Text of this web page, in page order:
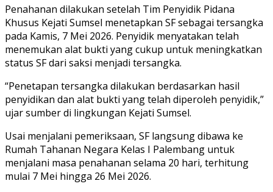
Penahanan dilakukan setelah Tim Penyidik Pidana
Khusus Kejati Sumsel menetapkan SF sebagai tersangka
pada Kamis, 7 Mei 2026. Penyidik menyatakan telah
menemukan alat bukti yang cukup untuk meningkatkan
status SF dari saksi menjadi tersangka.
“Penetapan tersangka dilakukan berdasarkan hasil
penyidikan dan alat bukti yang telah diperoleh penyidik,”
ujar sumber di lingkungan Kejati Sumsel.
Usai menjalani pemeriksaan, SF langsung dibawa ke
Rumah Tahanan Negara Kelas I Palembang untuk
menjalani masa penahanan selama 20 hari, terhitung
mulai 7 Mei hingga 26 Mei 2026.